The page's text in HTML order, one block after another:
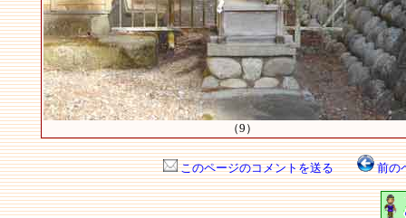
（9）
このページのコメントを送る 前の